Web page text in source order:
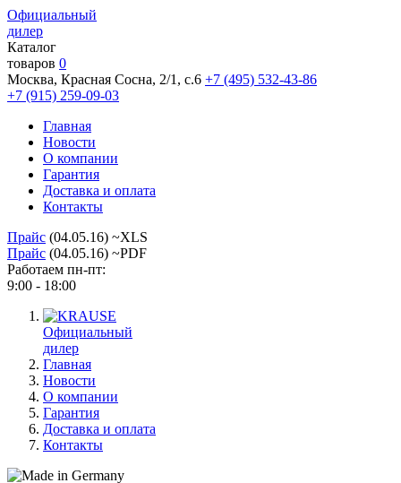
Официальный
дилер
Каталог
товаров 0
Москва, Красная Сосна, 2/1, с.6 +7 (495) 532-43-86
+7 (915) 259-09-03
Главная
Новости
О компании
Гарантия
Доставка и оплата
Контакты
Прайс (04.05.16) ~XLS
Прайс (04.05.16) ~PDF
Работаем пн-пт:
9:00 - 18:00
Официальный
дилер
Главная
Новости
О компании
Гарантия
Доставка и оплата
Контакты